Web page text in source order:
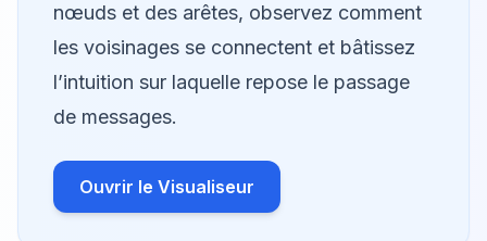
nœuds et des arêtes, observez comment
les voisinages se connectent et bâtissez
l’intuition sur laquelle repose le passage
de messages.
Ouvrir le Visualiseur